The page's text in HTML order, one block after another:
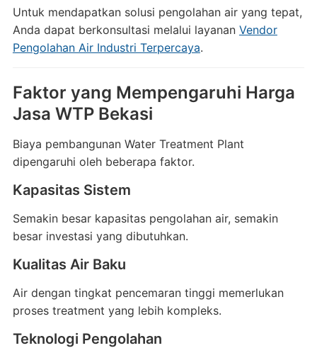
Untuk mendapatkan solusi pengolahan air yang tepat,
Anda dapat berkonsultasi melalui layanan Vendor
Pengolahan Air Industri Terpercaya.
Faktor yang Mempengaruhi Harga
Jasa WTP Bekasi
Biaya pembangunan Water Treatment Plant
dipengaruhi oleh beberapa faktor.
Kapasitas Sistem
Semakin besar kapasitas pengolahan air, semakin
besar investasi yang dibutuhkan.
Kualitas Air Baku
Air dengan tingkat pencemaran tinggi memerlukan
proses treatment yang lebih kompleks.
Teknologi Pengolahan